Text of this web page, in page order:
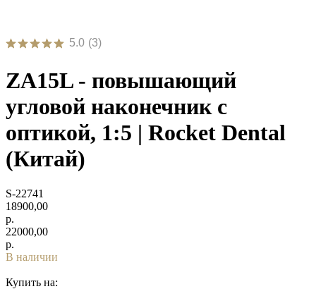
5.0 (3)
ZA15L - повышающий
угловой наконечник с
оптикой, 1:5 | Rocket Dental
(Китай)
S-22741
18900,00
р.
22000,00
р.
В наличии
Купить на: